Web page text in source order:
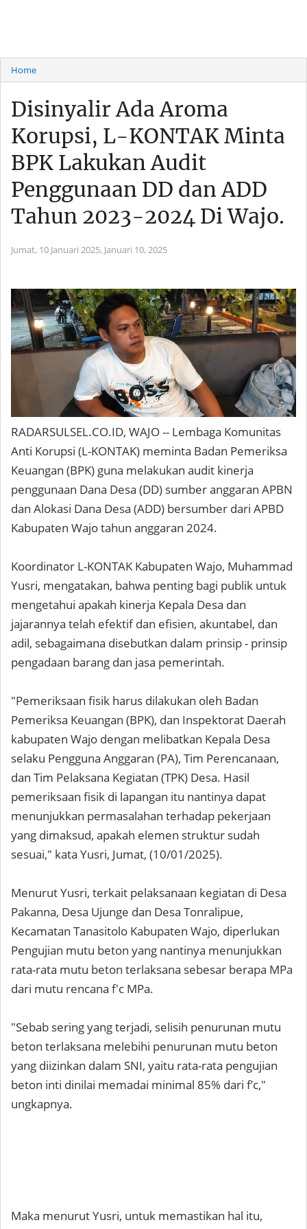
Home
Disinyalir Ada Aroma
Korupsi, L-KONTAK Minta
BPK Lakukan Audit
Penggunaan DD dan ADD
Tahun 2023-2024 Di Wajo.
Jumat, 10 Januari 2025, Januari 10, 2025
RADARSULSEL.CO.ID, WAJO -- Lembaga Komunitas
Anti Korupsi (L-KONTAK) meminta Badan Pemeriksa
Keuangan (BPK) guna melakukan audit kinerja
penggunaan Dana Desa (DD) sumber anggaran APBN
dan Alokasi Dana Desa (ADD) bersumber dari APBD
Kabupaten Wajo tahun anggaran 2024.
Koordinator L-KONTAK Kabupaten Wajo, Muhammad
Yusri, mengatakan, bahwa penting bagi publik untuk
mengetahui apakah kinerja Kepala Desa dan
jajarannya telah efektif dan efisien, akuntabel, dan
adil, sebagaimana disebutkan dalam prinsip - prinsip
pengadaan barang dan jasa pemerintah.
"Pemeriksaan fisik harus dilakukan oleh Badan
Pemeriksa Keuangan (BPK), dan Inspektorat Daerah
kabupaten Wajo dengan melibatkan Kepala Desa
selaku Pengguna Anggaran (PA), Tim Perencanaan,
dan Tim Pelaksana Kegiatan (TPK) Desa. Hasil
pemeriksaan fisik di lapangan itu nantinya dapat
menunjukkan permasalahan terhadap pekerjaan
yang dimaksud, apakah elemen struktur sudah
sesuai," kata Yusri, Jumat, (10/01/2025).
Menurut Yusri, terkait pelaksanaan kegiatan di Desa
Pakanna, Desa Ujunge dan Desa Tonralipue,
Kecamatan Tanasitolo Kabupaten Wajo, diperlukan
Pengujian mutu beton yang nantinya menunjukkan
rata-rata mutu beton terlaksana sebesar berapa MPa
dari mutu rencana f'c MPa.
"Sebab sering yang terjadi, selisih penurunan mutu
beton terlaksana melebihi penurunan mutu beton
yang diizinkan dalam SNI, yaitu rata-rata pengujian
beton inti dinilai memadai minimal 85% dari f’c,"
ungkapnya.
Maka menurut Yusri, untuk memastikan hal itu,